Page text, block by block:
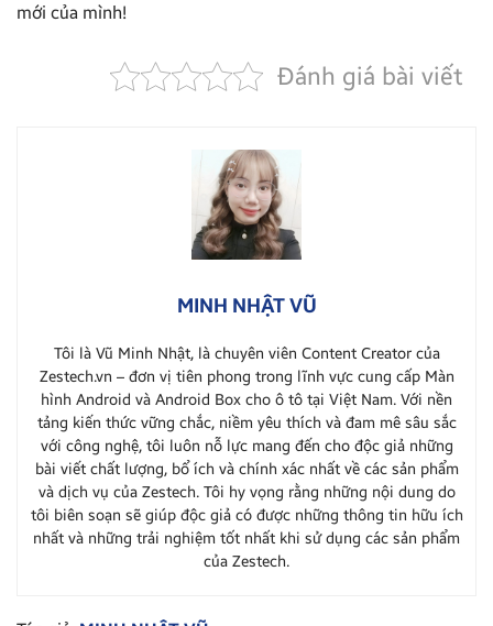
mới của mình!
Đánh giá bài viết
MINH NHẬT VŨ
Tôi là Vũ Minh Nhật, là chuyên viên Content Creator của
Zestech.vn – đơn vị tiên phong trong lĩnh vực cung cấp Màn
hình Android và Android Box cho ô tô tại Việt Nam. Với nền
tảng kiến thức vững chắc, niềm yêu thích và đam mê sâu sắc
với công nghệ, tôi luôn nỗ lực mang đến cho độc giả những
bài viết chất lượng, bổ ích và chính xác nhất về các sản phẩm
và dịch vụ của Zestech. Tôi hy vọng rằng những nội dung do
tôi biên soạn sẽ giúp độc giả có được những thông tin hữu ích
nhất và những trải nghiệm tốt nhất khi sử dụng các sản phẩm
của Zestech.